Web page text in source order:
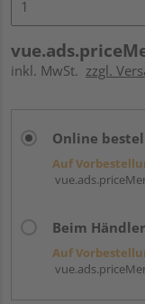
inkl. MwSt. zzgl.
Online
Auf
Beim
Auf